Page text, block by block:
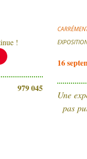
979 045
16
Une
pas